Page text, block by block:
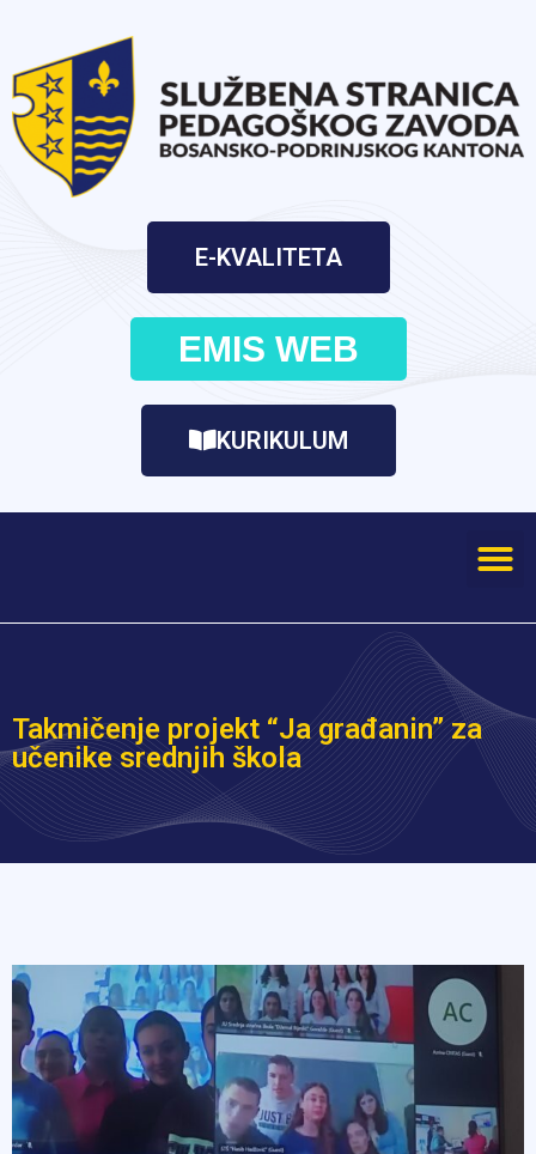
E-KVALITETA
EMIS WEB
KURIKULUM
Takmičenje projekt “Ja građanin” za
učenike srednjih škola